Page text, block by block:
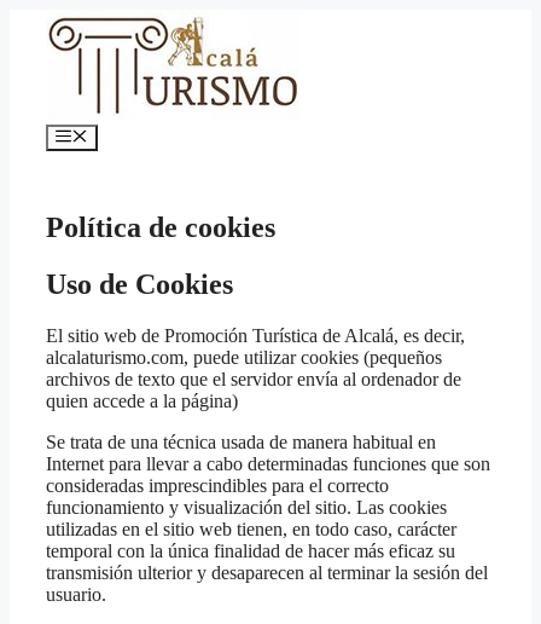
Menú
Política de cookies
Uso de Cookies
El sitio web de Promoción Turística de Alcalá, es decir,
alcalaturismo.com, puede utilizar cookies (pequeños
archivos de texto que el servidor envía al ordenador de
quien accede a la página)
Se trata de una técnica usada de manera habitual en
Internet para llevar a cabo determinadas funciones que son
consideradas imprescindibles para el correcto
funcionamiento y visualización del sitio. Las cookies
utilizadas en el sitio web tienen, en todo caso, carácter
temporal con la única finalidad de hacer más eficaz su
transmisión ulterior y desaparecen al terminar la sesión del
usuario.